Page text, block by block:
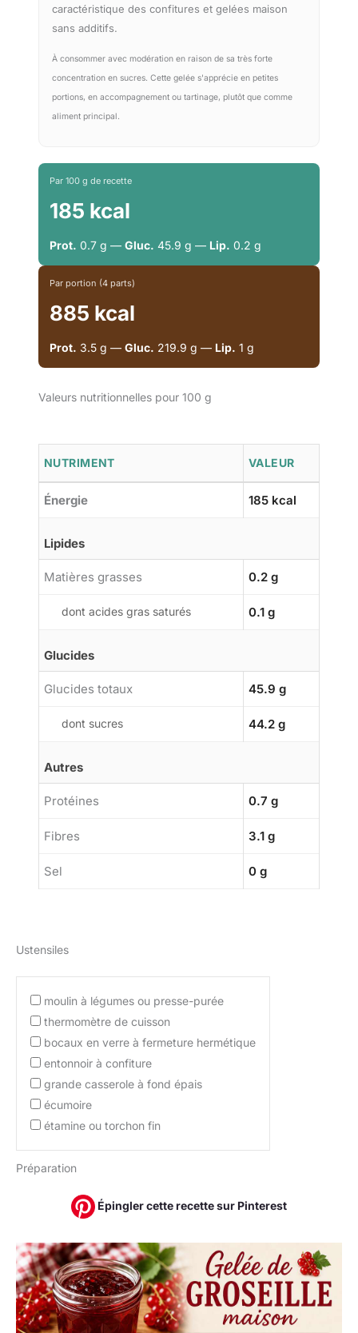
caractéristique des confitures et gelées maison
sans additifs.
À consommer avec modération en raison de sa très forte
concentration en sucres. Cette gelée s'apprécie en petites
portions, en accompagnement ou tartinage, plutôt que comme
aliment principal.
Par 100 g de recette
185 kcal
Prot. 0.7 g — Gluc. 45.9 g — Lip. 0.2 g
Par portion (4 parts)
885 kcal
Prot. 3.5 g — Gluc. 219.9 g — Lip. 1 g
Valeurs nutritionnelles pour 100 g
NUTRIMENT VALEUR
Énergie 185 kcal
Lipides
Matières grasses 0.2 g
dont acides gras saturés 0.1 g
Glucides
Glucides totaux 45.9 g
dont sucres 44.2 g
Autres
Protéines 0.7 g
Fibres 3.1 g
Sel 0 g
Ustensiles
moulin à légumes ou presse-purée
thermomètre de cuisson
bocaux en verre à fermeture hermétique
entonnoir à confiture
grande casserole à fond épais
écumoire
étamine ou torchon fin
Préparation
Épingler cette recette sur Pinterest